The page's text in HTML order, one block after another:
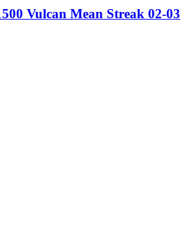
Vulcan Mean Streak 02-03